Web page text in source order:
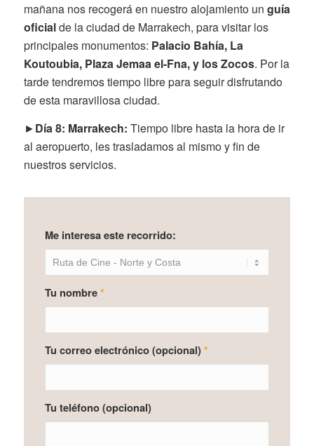
mañana nos recogerá en nuestro alojamiento un guía
oficialde la ciudad de Marrakech, para visitar los
principales monumentos: Palacio Bahía, La
Koutoubia, Plaza Jemaa el-Fna, y los Zocos. Por la
tarde tendremos tiempo libre para seguir disfrutando
de esta maravillosa ciudad.
►Día 8: Marrakech: Tiempo libre hasta la hora de ir
al aeropuerto, les trasladamos al mismo y fin de
nuestros servicios.
Me interesa este recorrido:
Tu nombre*
Tu correo electrónico (opcional)*
Tu teléfono (opcional)